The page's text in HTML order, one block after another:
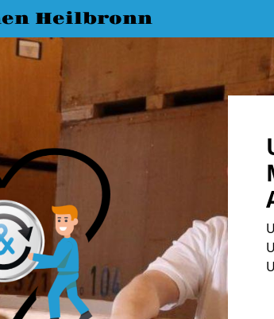
Heilbronn